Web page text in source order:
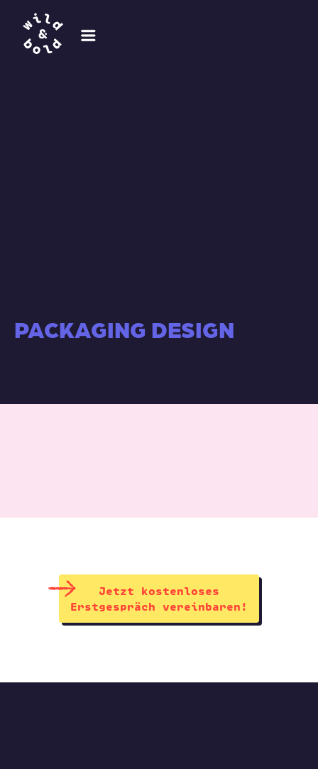
PACKAGING DESIGN
Jetzt kostenloses
Erstgespräch vereinbaren!